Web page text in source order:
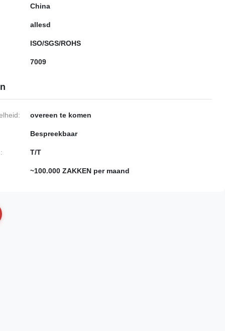
China
allesd
ISO/SGS/ROHS
7009
overeen te komen
Bespreekbaar
T/T
~100.000 ZAKKEN per maand